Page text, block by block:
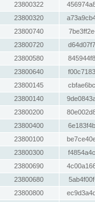
23800322
23800320
23800740
23800720
23800580
23800640
23800145
23800140
23800200
23800400
23800100
23800300
23800690
23800680
23800800